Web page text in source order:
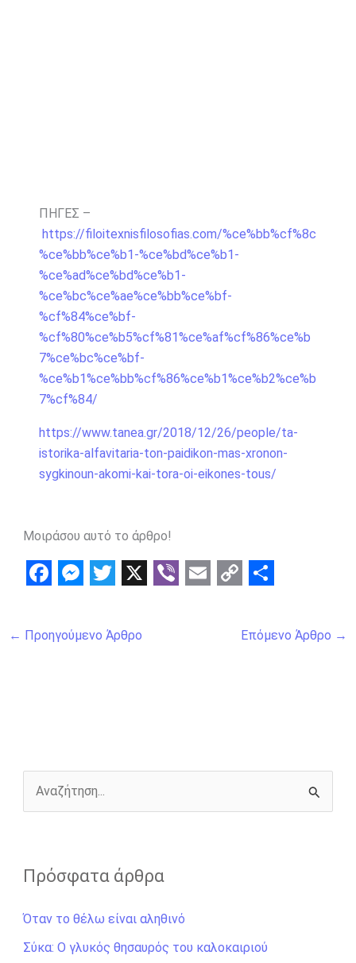
ΠΗΓΕΣ –
https://filoitexnisfilosofias.com/%ce%bb%cf%8c
%ce%bb%ce%b1-%ce%bd%ce%b1-
%ce%ad%ce%bd%ce%b1-
%ce%bc%ce%ae%ce%bb%ce%bf-
%cf%84%ce%bf-
%cf%80%ce%b5%cf%81%ce%af%cf%86%ce%b
7%ce%bc%ce%bf-
%ce%b1%ce%bb%cf%86%ce%b1%ce%b2%ce%b
7%cf%84/
https://www.tanea.gr/2018/12/26/people/ta-
istorika-alfavitaria-ton-paidikon-mas-xronon-
sygkinoun-akomi-kai-tora-oi-eikones-tous/
Μοιράσου αυτό το άρθρο!
a
c
k
s
e
r
w
i
k
h
a
← Προηγούμενο Άρθρο Επόμενο Άρθρο →
ζ
τ
η
Πρόσφατα άρθρα
Όταν το θέλω είναι αληθινό
Σύκα: Ο γλυκός θησαυρός του καλοκαιριού